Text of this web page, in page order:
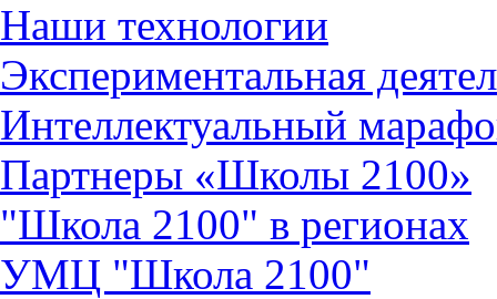
Наши технологии
Экспериментальная
Интеллектуальный
Партнеры «Школы 2100»
"Школа 2100" в регионах
УМЦ "Школа 2100"